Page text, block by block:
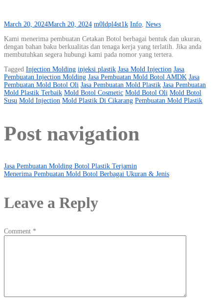
March 20, 2024March 20, 2024 m0ldpl4st1k Info, News
Kami menerima pembuatan Cetakan Botol berbagai bentuk dan ukuran,
dengan bahan baku berkualitas dan tenaga kerja yang terlatih. Jika anda
membutuhkan segera hubungi kami pada nomor yang tertera.
Tagged Injection Molding injeksi plastik Jasa Mold Injection Jasa
Pembuatan Injection Molding Jasa Pembuatan Mold Botol AMDK Jasa
Pembuatan Mold Botol Oli Jasa Pembuatan Mold Plastik Jasa Pembuatan
Mold Plastik Terbaik Mold Botol Cosmetic Mold Botol Oli Mold Botol
Susu Mold Injection Mold Plastik Di Cikarang Pembuatan Mold Plastik
Post navigation
Jasa Pembuatan Molding Botol Plastik Terjamin
Menerima Pembuatan Mold Botol Berbagai Ukuran & Jenis
Leave a Reply
Comment *